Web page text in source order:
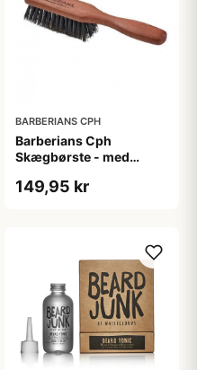
BARBERIANS CPH
Barberians Cph
Skægbørste - med
149,95 kr